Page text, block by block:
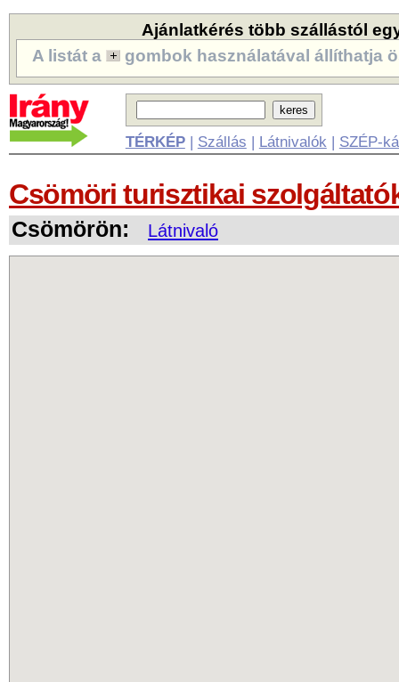
Ajánlatkérés több szállástól
A listát a
gombok használatával állíthatja
TÉRKÉP| Szállás | Látnivalók | SZÉP-
Csömöri turisztikai
Csömörön: Látnivaló